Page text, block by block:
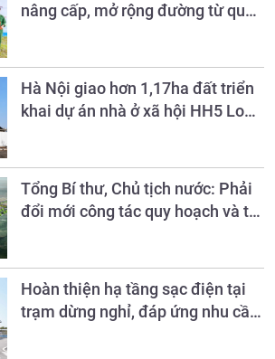
nâng cấp, mở rộng đường từ quốc
Hà Nội giao hơn 1,17ha đất triển
khai dự án nhà ở xã hội HH5 Long
Tổng Bí thư, Chủ tịch nước: Phải
đổi mới công tác quy hoạch và tổ
Hoàn thiện hạ tầng sạc điện tại
trạm dừng nghỉ, đáp ứng nhu cầu